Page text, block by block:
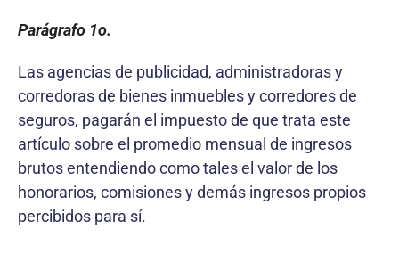
Parágrafo 1o.
Las agencias de publicidad, administradoras y
corredoras de bienes inmuebles y corredores de
seguros, pagarán el impuesto de que trata este
artículo sobre el promedio mensual de ingresos
brutos entendiendo como tales el valor de los
honorarios, comisiones y demás ingresos propios
percibidos para sí.